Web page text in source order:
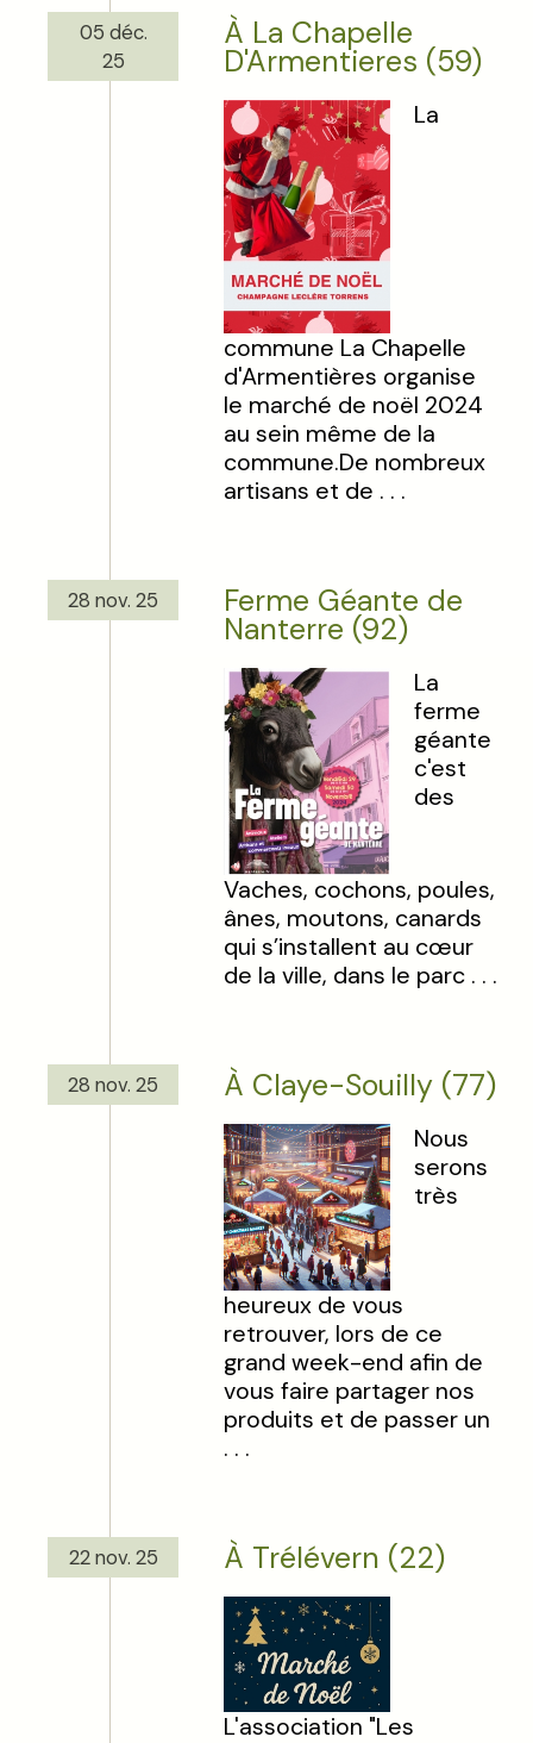
05 déc.
25
À La Chapelle
D'Armentieres (59)
La
commune La Chapelle
d'Armentières organise
le marché de noël 2024
au sein même de la
commune.De nombreux
artisans et de . . .
28 nov. 25 Ferme Géante de
Nanterre (92)
La
ferme
géante
c'est
des
Vaches, cochons, poules,
ânes, moutons, canards
qui s’installent au cœur
de la ville, dans le parc . . .
28 nov. 25 À Claye-Souilly (77)
Nous
serons
très
heureux de vous
retrouver, lors de ce
grand week-end afin de
vous faire partager nos
produits et de passer un
. . .
22 nov. 25 À Trélévern (22)
L'association "Les